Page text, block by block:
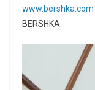
www.bershka.com
BERSHKA.